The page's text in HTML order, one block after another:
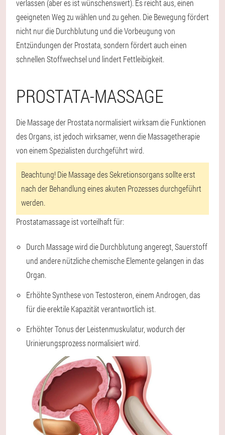
verlassen (aber es ist wünschenswert). Es reicht aus, einen
geeigneten Weg zu wählen und zu gehen. Die Bewegung fördert
nicht nur die Durchblutung und die Vorbeugung von
Entzündungen der Prostata, sondern fördert auch einen
schnellen Stoffwechsel und lindert Fettleibigkeit.
PROSTATA-MASSAGE
Die Massage der Prostata normalisiert wirksam die Funktionen
des Organs, ist jedoch wirksamer, wenn die Massagetherapie
von einem Spezialisten durchgeführt wird.
Beachtung! Die Massage des Sekretionsorgans sollte erst
nach der Behandlung eines akuten Prozesses durchgeführt
werden.
Prostatamassage ist vorteilhaft für:
Durch Massage wird die Durchblutung angeregt, Sauerstoff
und andere nützliche chemische Elemente gelangen in das
Organ.
Erhöhte Synthese von Testosteron, einem Androgen, das
für die erektile Kapazität verantwortlich ist.
Erhöhter Tonus der Leistenmuskulatur, wodurch der
Urinierungsprozess normalisiert wird.